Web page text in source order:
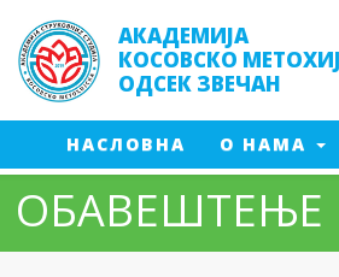
АКАДЕМИЈА
КОСОВСКО
ОДСЕК ЗВЕЧАН
(CURRENT)
НАСЛОВНА (CURRENT)
О НАМА
Менаџмент производње
ОБАВЕШТЕЊЕ